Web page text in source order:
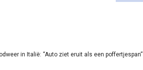
in Italië: “Auto ziet eruit als een poffertjespan”